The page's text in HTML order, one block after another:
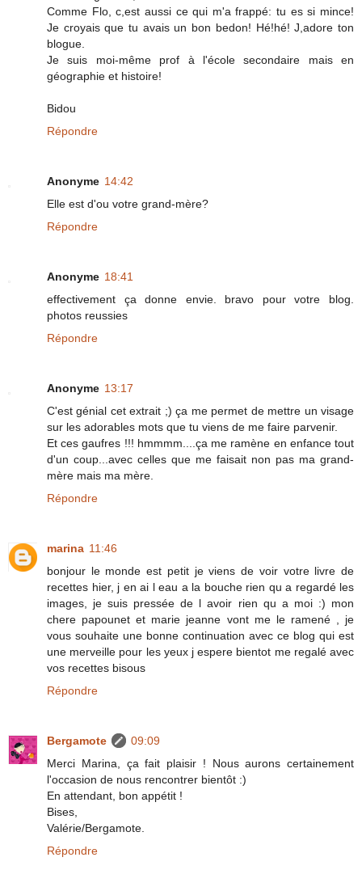
Comme Flo, c,est aussi ce qui m'a frappé: tu es si mince!
Je croyais que tu avais un bon bedon! Hé!hé! J,adore ton
blogue.
Je suis moi-même prof à l'école secondaire mais en
géographie et histoire!
Bidou
Répondre
Anonyme 14:42
Elle est d'ou votre grand-mère?
Répondre
Anonyme 18:41
effectivement ça donne envie. bravo pour votre blog.
photos reussies
Répondre
Anonyme 13:17
C'est génial cet extrait ;) ça me permet de mettre un visage
sur les adorables mots que tu viens de me faire parvenir.
Et ces gaufres !!! hmmmm....ça me ramène en enfance tout
d'un coup...avec celles que me faisait non pas ma grand-
mère mais ma mère.
Répondre
marina 11:46
bonjour le monde est petit je viens de voir votre livre de
recettes hier, j en ai l eau a la bouche rien qu a regardé les
images, je suis pressée de l avoir rien qu a moi :) mon
chere papounet et marie jeanne vont me le ramené , je
vous souhaite une bonne continuation avec ce blog qui est
une merveille pour les yeux j espere bientot me regalé avec
vos recettes bisous
Répondre
Bergamote
09:09
Merci Marina, ça fait plaisir ! Nous aurons certainement
l'occasion de nous rencontrer bientôt :)
En attendant, bon appétit !
Bises,
Valérie/Bergamote.
Répondre